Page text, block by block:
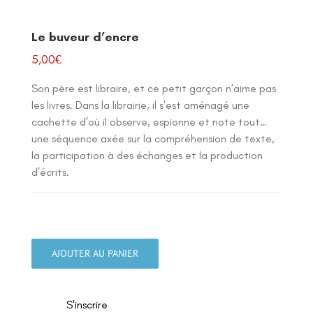
Le buveur d’encre
5,00€
Son père est libraire, et ce petit garçon n’aime pas
les livres. Dans la librairie, il s’est aménagé une
cachette d’où il observe, espionne et note tout…
une séquence axée sur la compréhension de texte,
la participation à des échanges et la production
d’écrits.
AJOUTER AU PANIER
S'inscrire